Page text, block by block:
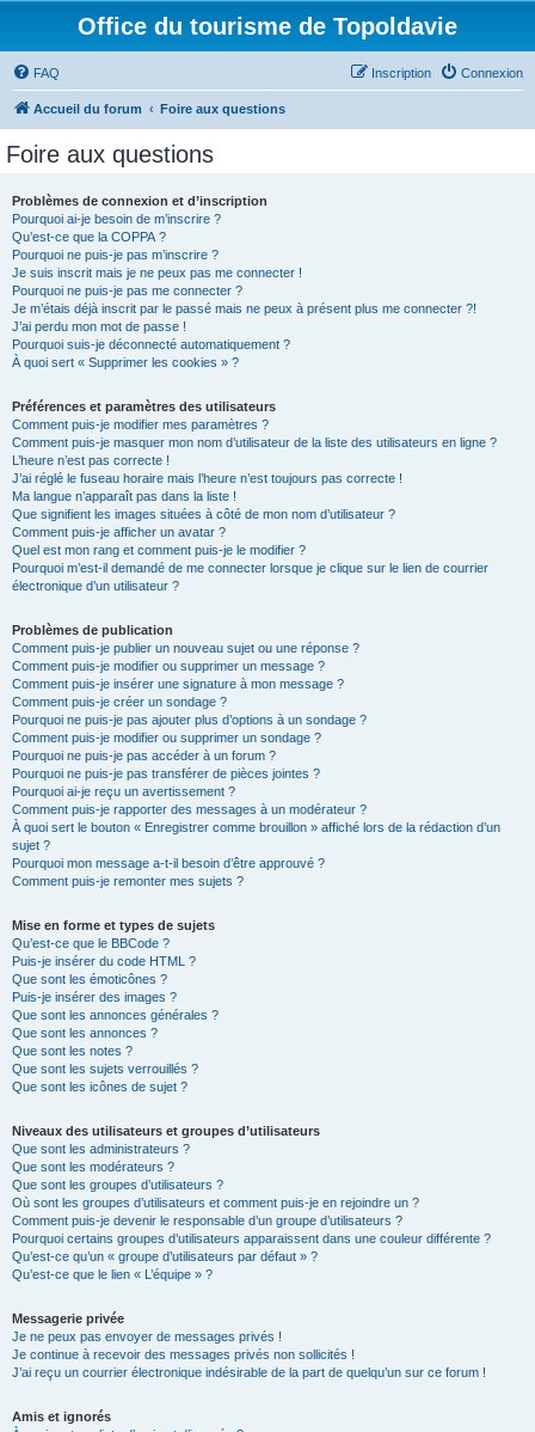
Office du tourisme de Topoldavie
FAQ Connexion
Inscription
Accueil du forum Foire aux questions
Foire aux questions
Problèmes de connexion et d’inscription
Pourquoi ai-je besoin de m’inscrire ?
Qu’est-ce que la COPPA ?
Pourquoi ne puis-je pas m’inscrire ?
Je suis inscrit mais je ne peux pas me connecter !
Pourquoi ne puis-je pas me connecter ?
Je m’étais déjà inscrit par le passé mais ne peux à présent plus me connecter ?!
J’ai perdu mon mot de passe !
Pourquoi suis-je déconnecté automatiquement ?
À quoi sert « Supprimer les cookies » ?
Préférences et paramètres des utilisateurs
Comment puis-je modifier mes paramètres ?
Comment puis-je masquer mon nom d’utilisateur de la liste des utilisateurs en ligne ?
L’heure n’est pas correcte !
J’ai réglé le fuseau horaire mais l’heure n’est toujours pas correcte !
Ma langue n’apparaît pas dans la liste !
Que signifient les images situées à côté de mon nom d’utilisateur ?
Comment puis-je afficher un avatar ?
Quel est mon rang et comment puis-je le modifier ?
Pourquoi m’est-il demandé de me connecter lorsque je clique sur le lien de courrier
électronique d’un utilisateur ?
Problèmes de publication
Comment puis-je publier un nouveau sujet ou une réponse ?
Comment puis-je modifier ou supprimer un message ?
Comment puis-je insérer une signature à mon message ?
Comment puis-je créer un sondage ?
Pourquoi ne puis-je pas ajouter plus d’options à un sondage ?
Comment puis-je modifier ou supprimer un sondage ?
Pourquoi ne puis-je pas accéder à un forum ?
Pourquoi ne puis-je pas transférer de pièces jointes ?
Pourquoi ai-je reçu un avertissement ?
Comment puis-je rapporter des messages à un modérateur ?
À quoi sert le bouton « Enregistrer comme brouillon » affiché lors de la rédaction d’un
sujet ?
Pourquoi mon message a-t-il besoin d’être approuvé ?
Comment puis-je remonter mes sujets ?
Mise en forme et types de sujets
Qu’est-ce que le BBCode ?
Puis-je insérer du code HTML ?
Que sont les émoticônes ?
Puis-je insérer des images ?
Que sont les annonces générales ?
Que sont les annonces ?
Que sont les notes ?
Que sont les sujets verrouillés ?
Que sont les icônes de sujet ?
Niveaux des utilisateurs et groupes d’utilisateurs
Que sont les administrateurs ?
Que sont les modérateurs ?
Que sont les groupes d’utilisateurs ?
Où sont les groupes d’utilisateurs et comment puis-je en rejoindre un ?
Comment puis-je devenir le responsable d’un groupe d’utilisateurs ?
Pourquoi certains groupes d’utilisateurs apparaissent dans une couleur différente ?
Qu’est-ce qu’un « groupe d’utilisateurs par défaut » ?
Qu’est-ce que le lien « L’équipe » ?
Messagerie privée
Je ne peux pas envoyer de messages privés !
Je continue à recevoir des messages privés non sollicités !
J’ai reçu un courrier électronique indésirable de la part de quelqu’un sur ce forum !
Amis et ignorés